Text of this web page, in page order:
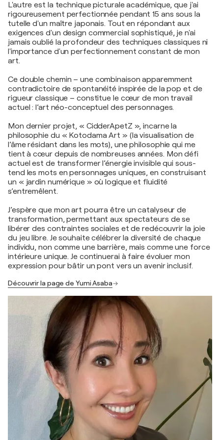
L'autre est la technique picturale académique, que j'ai
rigoureusement perfectionnée pendant 15 ans sous la
tutelle d'un maître japonais. Tout en répondant aux
exigences d'un design commercial sophistiqué, je n'ai
jamais oublié la profondeur des techniques classiques ni
l'importance d'un perfectionnement constant de mon
art.
Ce double chemin – une combinaison apparemment
contradictoire de spontanéité inspirée de la pop et de
rigueur classique – constitue le cœur de mon travail
actuel : l’art néo-conceptuel des personnages.
Mon dernier projet, « CidderApetZ », incarne la
philosophie du « Kotodama Art » (la visualisation de
l’âme résidant dans les mots), une philosophie qui me
tient à cœur depuis de nombreuses années. Mon défi
actuel est de transformer l’énergie invisible qui sous-
tend les mots en personnages uniques, en construisant
un « jardin numérique » où logique et fluidité
s’entremêlent.
J’espère que mon art pourra être un catalyseur de
transformation, permettant aux spectateurs de se
libérer des contraintes sociales et de redécouvrir la joie
du jeu libre. Je souhaite célébrer la diversité de chaque
individu, non comme une barrière, mais comme une force
intérieure unique. Je continuerai à faire évoluer mon
expression pour bâtir un pont vers un avenir inclusif.
Découvrir la page de Yumi Asaba